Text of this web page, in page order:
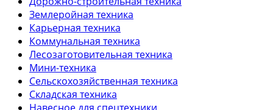
Землеройная техника
Карьерная техника
Коммунальная техника
Лесозаготовительная техника
Мини-техника
Сельскохозяйственная техника
Складская техника